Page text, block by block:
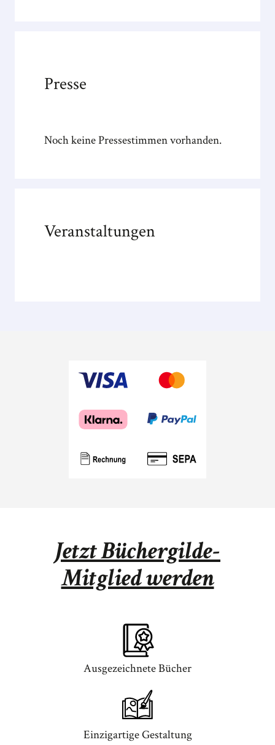
Presse
Noch keine Pressestimmen vorhanden.
Veranstaltungen
Jetzt Büchergilde-
Mitglied werden
Ausgezeichnete Bücher
Einzigartige Gestaltung